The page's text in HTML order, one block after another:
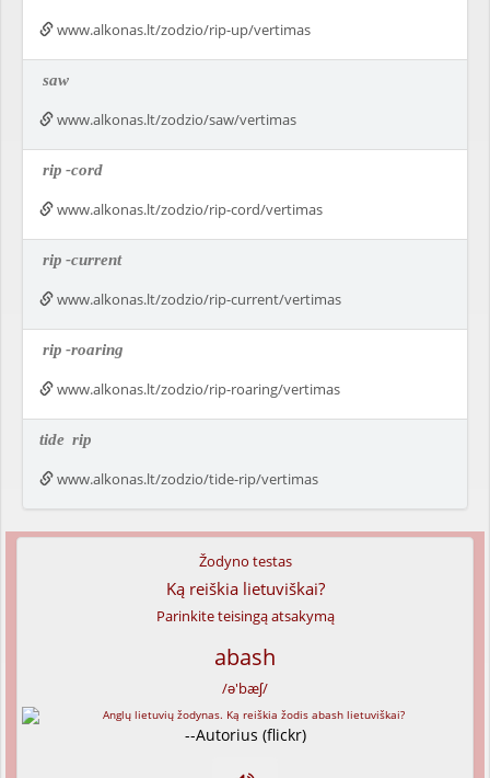
www.alkonas.lt/zodzio/rip-up/vertimas
saw
www.alkonas.lt/zodzio/saw/vertimas
rip -cord
www.alkonas.lt/zodzio/rip-cord/vertimas
rip -current
www.alkonas.lt/zodzio/rip-current/vertimas
rip -roaring
www.alkonas.lt/zodzio/rip-roaring/vertimas
tide rip
www.alkonas.lt/zodzio/tide-rip/vertimas
Žodyno testas
Ką reiškia lietuviškai?
Parinkite teisingą atsakymą
abash
/ə'bæʃ/
--Autorius (flickr)